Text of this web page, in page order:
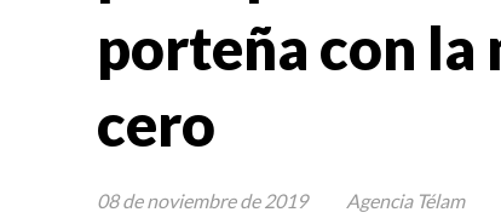
porteña con
cero
08 de noviembre de 2019 Agencia Télam